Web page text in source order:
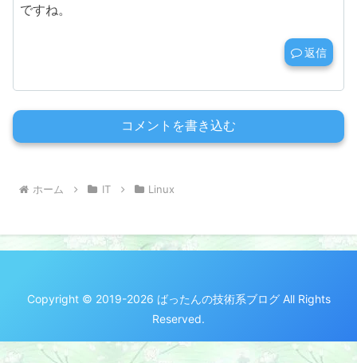
ですね。
返信
コメントを書き込む
ホーム IT Linux
Copyright © 2019-2026 ばったんの技術系ブログ All Rights
Reserved.